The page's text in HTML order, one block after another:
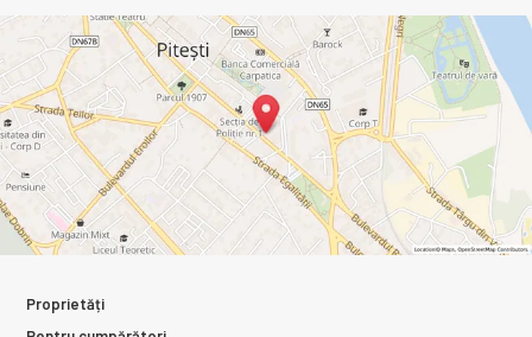
Proprietăți